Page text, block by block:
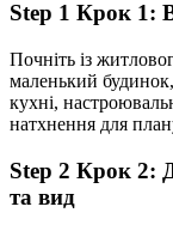
Step 1 Крок 1:
Почніть із
маленький
кухні,
натхнення для
Step 2 Крок 2:
та вид